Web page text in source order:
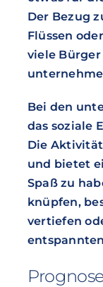
Der Bezug
Flüssen
viele
Bei den
das soziale
Die
und bietet
Spaß zu
knüpfen,
vertiefen